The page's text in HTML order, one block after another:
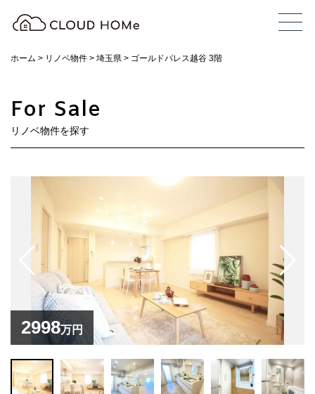
ホーム > リノベ物件 > 埼玉県 > ゴールドパレス越谷 3階
For Sale
リノベ物件を探す
2998万円